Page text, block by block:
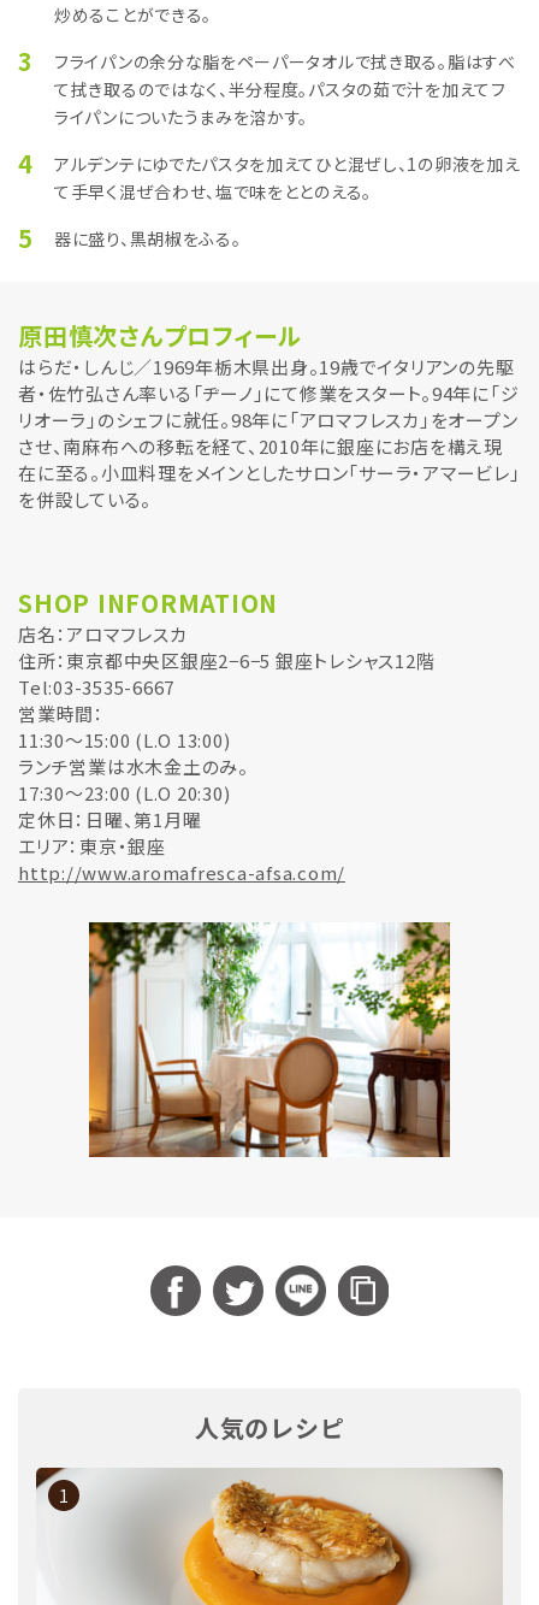
炒めることができる。
3
フライパンの余分な脂をペーパータオルで拭き取る。脂はすべ
て拭き取るのではなく、半分程度。パスタの茹で汁を加えてフ
ライパンについたうまみを溶かす。
4
アルデンテにゆでたパスタを加えてひと混ぜし、1の卵液を加え
て手早く混ぜ合わせ、塩で味をととのえる。
5 器に盛り、黒胡椒をふる。
原田慎次さんプロフィール
はらだ・しんじ／1969年栃木県出身。19歳でイタリアンの先駆
者・佐竹弘さん率いる「ヂーノ」にて修業をスタート。94年に「ジ
リオーラ」のシェフに就任。98年に「アロマフレスカ」をオープン
させ、南麻布への移転を経て、2010年に銀座にお店を構え現
在に至る。小皿料理をメインとしたサロン「サーラ・アマービレ」
を併設している。
SHOP INFORMATION
店名： アロマフレスカ
住所： 東京都中央区銀座2−6−5 銀座トレシャス12階
Tel:03-3535-6667
営業時間：
11:30～15:00 (L.O 13:00)
ランチ営業は水木金土のみ。
17:30～23:00 (L.O 20:30)
定休日：日曜、第1月曜
エリア：東京・銀座
http://www.aromafresca-afsa.com/
人気のレシピ
1